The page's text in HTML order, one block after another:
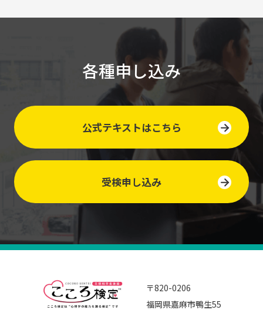
各種申し込み
公式テキストはこちら
受検申し込み
〒820-0206
福岡県嘉麻市鴨生55